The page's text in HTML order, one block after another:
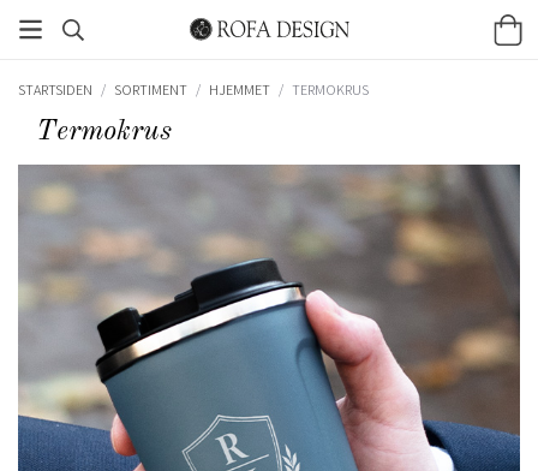
STARTSIDEN / SORTIMENT / HJEMMET / TERMOKRUS
Termokrus